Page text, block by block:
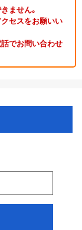
ません｡
セスをお願いい
でお問い合わせ